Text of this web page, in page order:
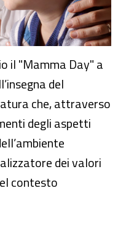
il "Mamma Day" a
del
che, attraverso
degli aspetti
dei valori
contesto